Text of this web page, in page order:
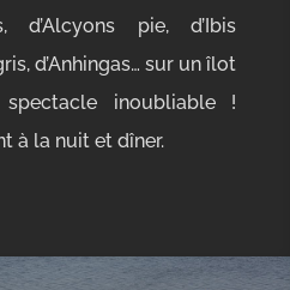
d’Alcyons pie, d’Ibis
d’Anhingas… sur un îlot
inoubliable !
à la nuit et dîner.